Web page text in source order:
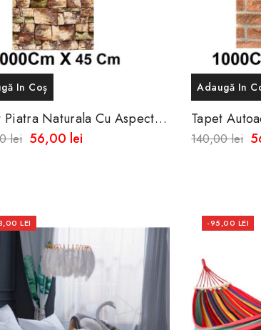
In Coș
Piatra Naturala Cu Aspect
-
100%...
lei 56,00 lei
Adaugă In
Tapet
Caramida
Cm -
140,00 lei
LEI -95,00 LEI